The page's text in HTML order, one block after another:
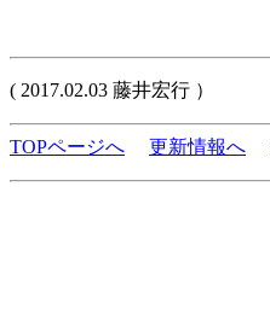
( 2017.02.03 藤井宏行 ）
TOPページへ 更新情報へ